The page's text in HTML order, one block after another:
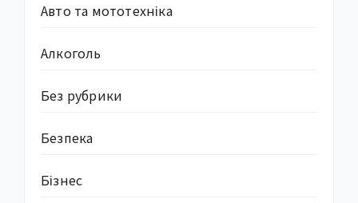
Авто та мототехніка
Алкоголь
Без рубрики
Безпека
Бізнес